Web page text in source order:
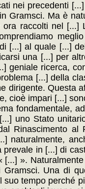
nei precedenti
Gramsci. Ma è
raccolti nel [...]
[...] al quale [...]
una [...] per
geniale ricerca,
[...] della
dirigente. Questa
cioè impari [...]
fondamentale,
uno Stato
Rinascimento al
naturalmente,
in [...] di
».
Una di
tempo perché